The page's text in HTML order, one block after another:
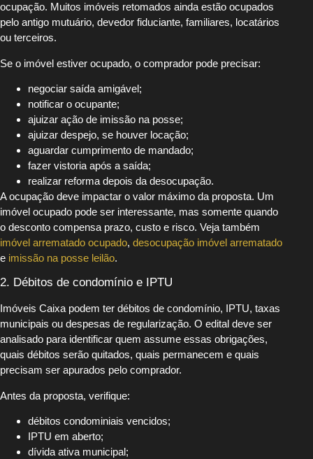
ocupação. Muitos imóveis retomados ainda estão ocupados
pelo antigo mutuário, devedor fiduciante, familiares, locatários
ou terceiros.
Se o imóvel estiver ocupado, o comprador pode precisar:
negociar saída amigável;
notificar o ocupante;
ajuizar ação de imissão na posse;
ajuizar despejo, se houver locação;
aguardar cumprimento de mandado;
fazer vistoria após a saída;
realizar reforma depois da desocupação.
A ocupação deve impactar o valor máximo da proposta. Um
imóvel ocupado pode ser interessante, mas somente quando
o desconto compensa prazo, custo e risco. Veja também
imóvel arrematado ocupado, desocupação imóvel arrematado
e imissão na posse leilão.
2. Débitos de condomínio e IPTU
Imóveis Caixa podem ter débitos de condomínio, IPTU, taxas
municipais ou despesas de regularização. O edital deve ser
analisado para identificar quem assume essas obrigações,
quais débitos serão quitados, quais permanecem e quais
precisam ser apurados pelo comprador.
Antes da proposta, verifique:
débitos condominiais vencidos;
IPTU em aberto;
dívida ativa municipal;